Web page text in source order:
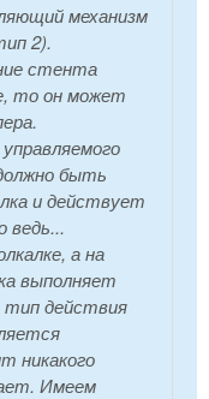
механизм
2).
стента
то он может
быть
и действует
ведь...
а на
выполняет
тип действия
никакого
Имеем